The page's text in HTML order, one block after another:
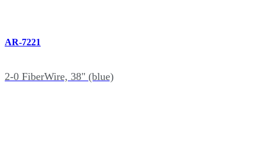
AR-7221
2-0 FiberWire, 38" (blue)